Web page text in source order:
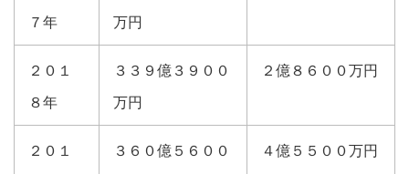
７年 万円
２０１
８年
３３９億３９００
万円
２億８６００万円
２０１ ３６０億５６００ ４億５５００万円